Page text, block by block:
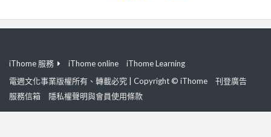
iThome 服務 iThome online
iThome Learning
電週文化事業版權所有、轉載必究 | Copyright © iThome
刊登廣告
服務信箱
隱私權聲明與會員使用條款